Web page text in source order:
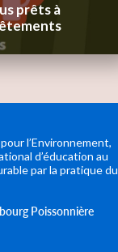
prêts à
l’Environnement,
d’éducation au
par la pratique du
Poissonnière